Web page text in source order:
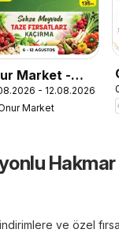
Market -
Ürünlerde
- 12.08.2026
Market
Hakmar
ve özel